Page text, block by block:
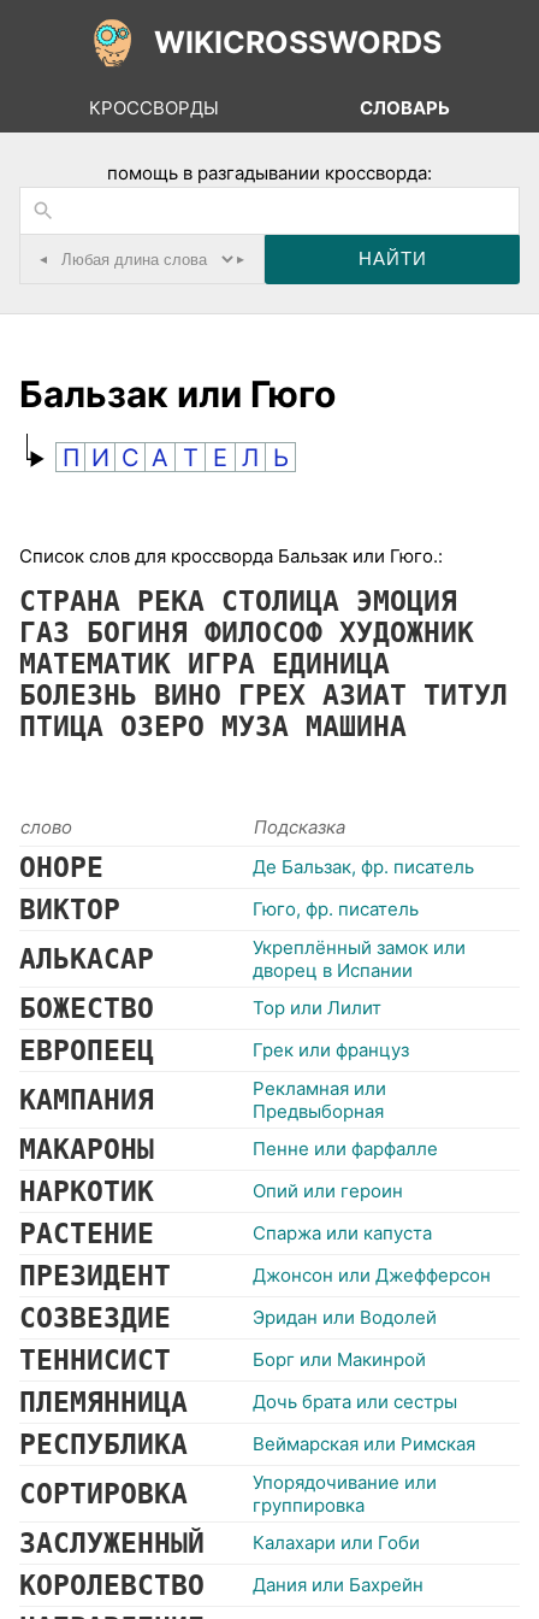
WIKICROSSWORDS
КРОССВОРДЫ СЛОВАРЬ
помощь в разгадывании кроссворда:
◂ ▸
Бальзак или Гюго
П И С А Т Е Л Ь
Список слов для кроссворда Бальзак или Гюго.:
СТРАНА РЕКА СТОЛИЦА ЭМОЦИЯ
ГАЗ БОГИНЯ ФИЛОСОФ ХУДОЖНИК
МАТЕМАТИК ИГРА ЕДИНИЦА
БОЛЕЗНЬ ВИНО ГРЕХ АЗИАТ ТИТУЛ
ПТИЦА ОЗЕРО МУЗА МАШИНА
слово Подсказка
ОНОРЕ Де Бальзак, фр. писатель
ВИКТОР Гюго, фр. писатель
АЛЬКАСАР
Укреплённый замок или
дворец в Испании
БОЖЕСТВО Тор или Лилит
ЕВРОПЕЕЦ Грек или француз
КАМПАНИЯ
Рекламная или
Предвыборная
МАКАРОНЫ Пенне или фарфалле
НАРКОТИК Опий или героин
РАСТЕНИЕ Спаржа или капуста
ПРЕЗИДЕНТ Джонсон или Джефферсон
СОЗВЕЗДИЕ Эридан или Водолей
ТЕННИСИСТ Борг или Макинрой
ПЛЕМЯННИЦА Дочь брата или сестры
РЕСПУБЛИКА Веймарская или Римская
СОРТИРОВКА
Упорядочивание или
группировка
ЗАСЛУЖЕННЫЙ Калахари или Гоби
КОРОЛЕВСТВО Дания или Бахрейн